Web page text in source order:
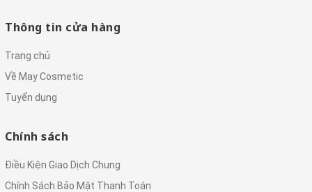
Thông tin cửa hàng
Trang chủ
Về May Cosmetic
Tuyển dụng
Chính sách
Điều Kiện Giao Dịch Chung
Chính Sách Bảo Mật Thanh Toán